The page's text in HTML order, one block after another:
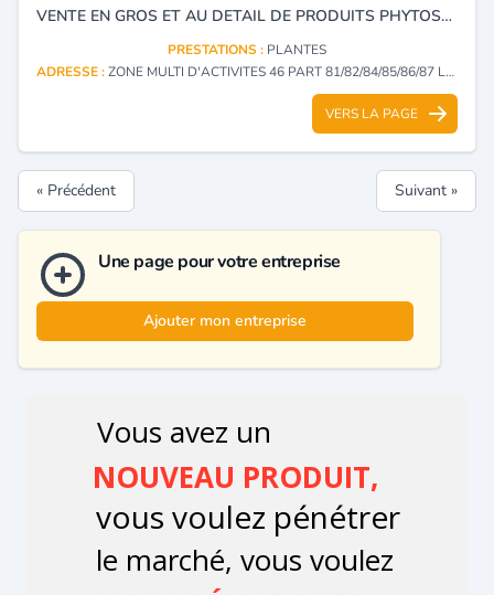
VENTE EN GROS ET AU DETAIL DE PRODUITS PHYTOSANITAIRES, D’ENGRAIS ET DE SEMENCES AGRICOLES, ACCOMPAGNEE DE CONSEILS TECHNIQUES, D’ORIENTATIONS PROFESSIONNELLES ET DE SERVICES APRES-VENTE.
PRESTATIONS : PLANTES
ADRESSE :ZONE MULTI D'ACTIVITES 46 PART 81/82/84/85/86/87 LOCAL 5 BAYADA - EL OUED
VERS LA PAGE
« Précédent Suivant »
Une page pour votre entreprise
Ajouter mon entreprise